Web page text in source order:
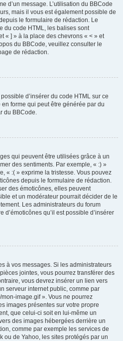
d’un message. L’utilisation du BBCode
mais il vous est également possible de
le formulaire de rédaction. Le
du code HTML, les balises sont
« ] » à la place des chevrons « < » et
du BBCode, veuillez consulter le
de rédaction.
d’insérer du code HTML sur ce
forme qui peut être générée par du
du BBCode.
qui peuvent être utilisées grâce à un
des sentiments. Par exemple, « :) »
« :( » exprime la tristesse. Vous pouvez
depuis le formulaire de rédaction.
des émoticônes, elles peuvent
et un modérateur pourrait décider de le
Les administrateurs du forum
qu’il est possible d’insérer
à vos messages. Si les administrateurs
jointes, vous pourrez transférer des
vous devrez insérer un lien vers
serveur internet public, comme par
image.gif ». Vous ne pourrez
images présentes sur votre propre
que celui-ci soit en lui-même un
des images hébergées derrière un
comme par exemple les services de
ou de Yahoo, les sites protégés par un